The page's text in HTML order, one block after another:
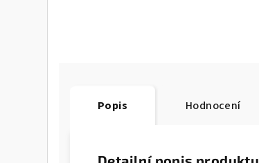
Popis Hodnocení